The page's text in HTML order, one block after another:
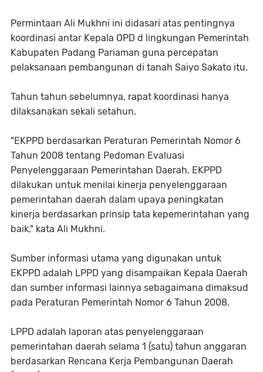
Permintaan Ali Mukhni ini didasari atas pentingnya
koordinasi antar Kepala OPD d lingkungan Pemerintah
Kabupaten Padang Pariaman guna percepatan
pelaksanaan pembangunan di tanah Saiyo Sakato itu.
Tahun tahun sebelumnya, rapat koordinasi hanya
dilaksanakan sekali setahun.
"EKPPD berdasarkan Peraturan Pemerintah Nomor 6
Tahun 2008 tentang Pedoman Evaluasi
Penyelenggaraan Pemerintahan Daerah. EKPPD
dilakukan untuk menilai kinerja penyelenggaraan
pemerintahan daerah dalam upaya peningkatan
kinerja berdasarkan prinsip tata kepemerintahan yang
baik," kata Ali Mukhni.
Sumber informasi utama yang digunakan untuk
EKPPD adalah LPPD yang disampaikan Kepala Daerah
dan sumber informasi lainnya sebagaimana dimaksud
pada Peraturan Pemerintah Nomor 6 Tahun 2008.
LPPD adalah laporan atas penyelenggaraan
pemerintahan daerah selama 1 (satu) tahun anggaran
berdasarkan Rencana Kerja Pembangunan Daerah